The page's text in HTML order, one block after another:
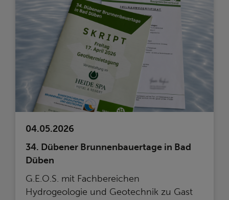
04.05.2026
34. Dübener Brunnenbauertage in Bad
Düben
G.E.O.S. mit Fachbereichen
Hydrogeologie und Geotechnik zu Gast